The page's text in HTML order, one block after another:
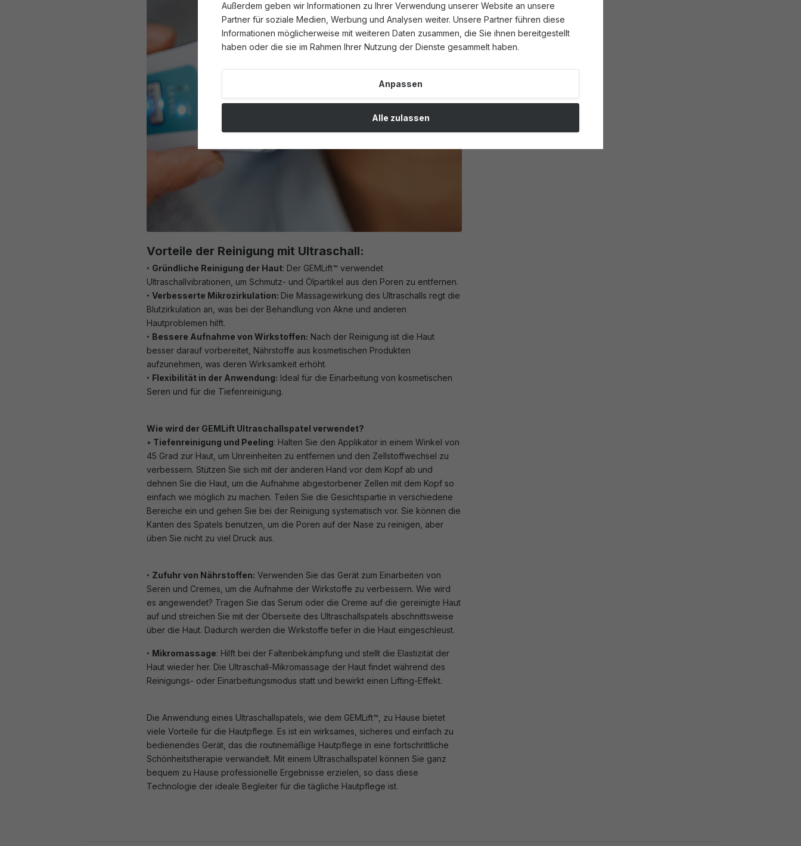
Vorteile der Reinigung mit Ultraschall:
‣ Gründliche Reinigung der Haut: Der GEMLift™ verwendet
Ultraschallvibrationen, um Schmutz- und Ölpartikel aus den Poren zu entfernen.
‣ Verbesserte Mikrozirkulation: Die Massagewirkung des Ultraschalls regt die
Blutzirkulation an, was bei der Behandlung von Akne und anderen
Hautproblemen hilft.
‣ Bessere Aufnahme von Wirkstoffen: Nach der Reinigung ist die Haut
besser darauf vorbereitet, Nährstoffe aus kosmetischen Produkten
aufzunehmen, was deren Wirksamkeit erhöht.
‣ Flexibilität in der Anwendung: Ideal für die Einarbeitung von kosmetischen
Seren und für die Tiefenreinigung.
Wie wird der GEMLift Ultraschallspatel verwendet?
‣ Tiefenreinigung und Peeling: Halten Sie den Applikator in einem Winkel von
45 Grad zur Haut, um Unreinheiten zu entfernen und den Zellstoffwechsel zu
verbessern. Stützen Sie sich mit der anderen Hand vor dem Kopf ab und
dehnen Sie die Haut, um die Aufnahme abgestorbener Zellen mit dem Kopf so
einfach wie möglich zu machen. Teilen Sie die Gesichtspartie in verschiedene
Bereiche ein und gehen Sie bei der Reinigung systematisch vor. Sie können die
Kanten des Spatels benutzen, um die Poren auf der Nase zu reinigen, aber
üben Sie nicht zu viel Druck aus.
‣ Zufuhr von Nährstoffen: Verwenden Sie das Gerät zum Einarbeiten von
Seren und Cremes, um die Aufnahme der Wirkstoffe zu verbessern. Wie wird
es angewendet? Tragen Sie das Serum oder die Creme auf die gereinigte Haut
auf und streichen Sie mit der Oberseite des Ultraschallspatels abschnittsweise
über die Haut. Dadurch werden die Wirkstoffe tiefer in die Haut eingeschleust.
‣ Mikromassage: Hilft bei der Faltenbekämpfung und stellt die Elastizität der
Haut wieder her. Die Ultraschall-Mikromassage der Haut findet während des
Reinigungs- oder Einarbeitungsmodus statt und bewirkt einen Lifting-Effekt.
Die Anwendung eines Ultraschallspatels, wie dem GEMLift™, zu Hause bietet
viele Vorteile für die Hautpflege. Es ist ein wirksames, sicheres und einfach zu
bedienendes Gerät, das die routinemäßige Hautpflege in eine fortschrittliche
Schönheitstherapie verwandelt. Mit einem Ultraschallspatel können Sie ganz
bequem zu Hause professionelle Ergebnisse erzielen, so dass diese
Technologie der ideale Begleiter für die tägliche Hautpflege ist.
Außerdem geben wir Informationen zu Ihrer Verwendung unserer Website an unsere
Partner für soziale Medien, Werbung und Analysen weiter. Unsere Partner führen diese
Informationen möglicherweise mit weiteren Daten zusammen, die Sie ihnen bereitgestellt
haben oder die sie im Rahmen Ihrer Nutzung der Dienste gesammelt haben.
Anpassen
Alle zulassen